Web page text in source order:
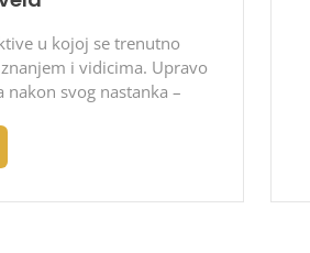
u kojoj se trenutno
i vidicima. Upravo
svog nastanka –